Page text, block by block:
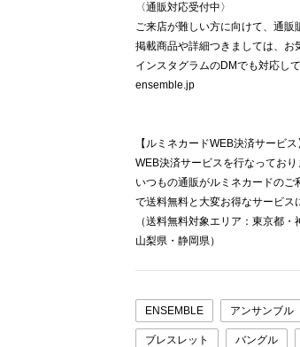
〈通販対応受付中〉
ご来店が難しい方に向けて、通販
掲載商品や詳細つきましては、お
インスタグラムのDMでも対応して
ensemble.jp
【ルミネカードWEB決済サービス
WEB決済サービスを行なっており
いつもの通販がルミネカードの
で送料無料と大変お得なサービス
（送料無料対象エリア：東京都
山梨県・静岡県）
ENSEMBLE アンサンブル
ブレスレット バングル